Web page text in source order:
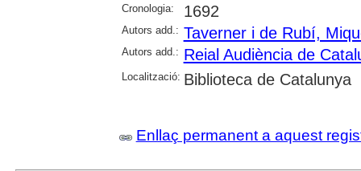
Cronologia: 1692
Autors add.: Taverner i de Rubí,
Autors add.: Reial Audiència de
Localització: Biblioteca de Catalunya
Enllaç permanent a aquest